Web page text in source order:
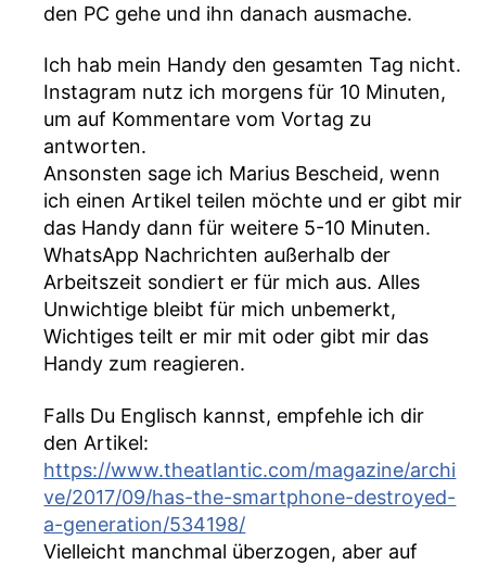
den PC gehe und ihn danach ausmache.
Ich hab mein Handy den gesamten Tag nicht.
Instagram nutz ich morgens für 10 Minuten,
um auf Kommentare vom Vortag zu
antworten.
Ansonsten sage ich Marius Bescheid, wenn
ich einen Artikel teilen möchte und er gibt mir
das Handy dann für weitere 5-10 Minuten.
WhatsApp Nachrichten außerhalb der
Arbeitszeit sondiert er für mich aus. Alles
Unwichtige bleibt für mich unbemerkt,
Wichtiges teilt er mir mit oder gibt mir das
Handy zum reagieren.
Falls Du Englisch kannst, empfehle ich dir
den Artikel:
https://www.theatlantic.com/magazine/archi
ve/2017/09/has-the-smartphone-destroyed-
a-generation/534198/
Vielleicht manchmal überzogen, aber auf